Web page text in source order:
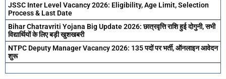
JSSC Inter Level Vacancy 2026: Eligibility, Age Limit, Selection
Process & Last Date
Bihar Chatravriti Yojana Big Update 2026: छात्रवृत्ति राशि हुई दोगुनी, सभी
विद्यार्थियों के लिए बड़ी खुशखबरी
NTPC Deputy Manager Vacancy 2026: 135 पदों पर भर्ती, ऑनलाइन आवेदन
शुरू